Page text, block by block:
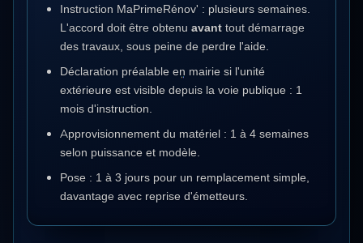
Instruction MaPrimeRénov' : plusieurs semaines.
L'accord doit être obtenu avant tout démarrage
des travaux, sous peine de perdre l'aide.
Déclaration préalable en mairie si l'unité
extérieure est visible depuis la voie publique : 1
mois d'instruction.
Approvisionnement du matériel : 1 à 4 semaines
selon puissance et modèle.
Pose : 1 à 3 jours pour un remplacement simple,
davantage avec reprise d'émetteurs.